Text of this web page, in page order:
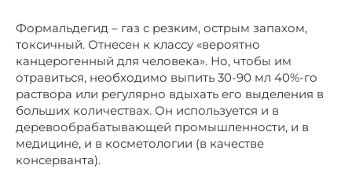
Формальдегид – газ с резким, острым запахом,
токсичный. Отнесен к классу «вероятно
канцерогенный для человека». Но, чтобы им
отравиться, необходимо выпить 30-90 мл 40%-го
раствора или регулярно вдыхать его выделения в
больших количествах. Он используется и в
деревообрабатывающей промышленности, и в
медицине, и в косметологии (в качестве
консерванта).